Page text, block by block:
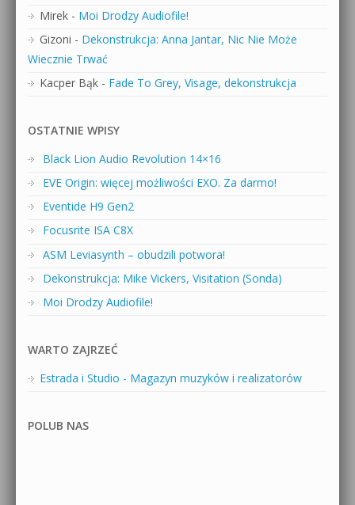
Mirek - Moi Drodzy Audiofile!
Gizoni - Dekonstrukcja: Anna Jantar, Nic Nie Może
Wiecznie Trwać
Kacper Bąk - Fade To Grey, Visage, dekonstrukcja
OSTATNIE WPISY
Black Lion Audio Revolution 14×16
EVE Origin: więcej możliwości EXO. Za darmo!
Eventide H9 Gen2
Focusrite ISA C8X
ASM Leviasynth – obudzili potwora!
Dekonstrukcja: Mike Vickers, Visitation (Sonda)
Moi Drodzy Audiofile!
WARTO ZAJRZEĆ
Estrada i Studio - Magazyn muzyków i realizatorów
POLUB NAS